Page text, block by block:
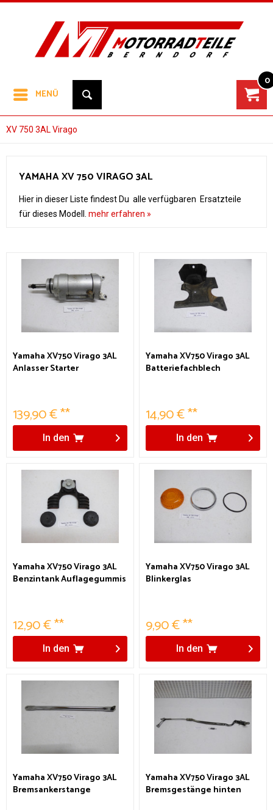
MENÜ
0
XV 750 3AL Virago
YAMAHA XV 750 VIRAGO 3AL
Hier in dieser Liste findest Du alle verfügbaren Ersatzteile
für dieses Modell. mehr erfahren »
Yamaha XV750 Virago 3AL
Anlasser Starter
139,90 € **
In den
Yamaha XV750 Virago 3AL
Batteriefachblech
14,90 € **
In den
Yamaha XV750 Virago 3AL
Benzintank Auflagegummis
12,90 € **
In den
Yamaha XV750 Virago 3AL
Blinkerglas
9,90 € **
In den
Yamaha XV750 Virago 3AL
Bremsankerstange
Yamaha XV750 Virago 3AL
Bremsgestänge hinten